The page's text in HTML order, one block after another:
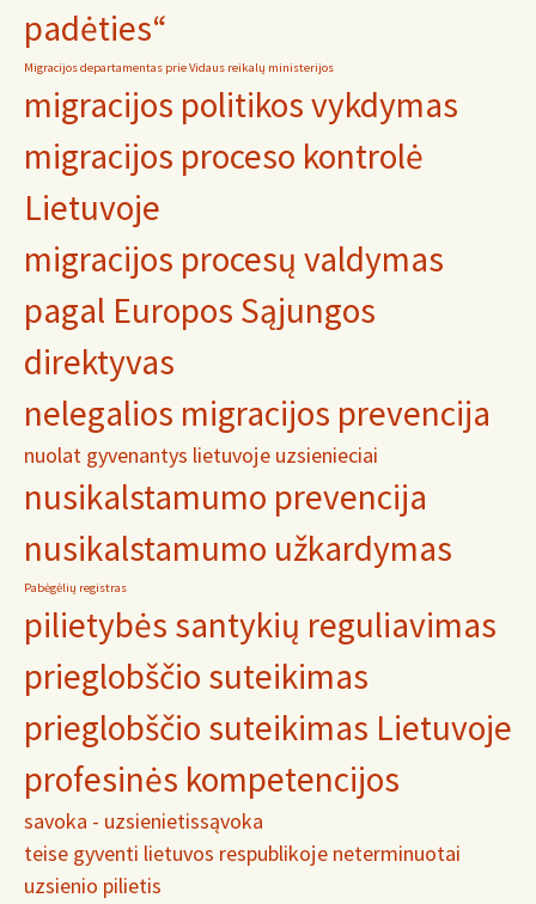
padėties“
Migracijos departamentas prie Vidaus reikalų ministerijos
migracijos politikos vykdymas
migracijos proceso kontrolė
Lietuvoje
migracijos procesų valdymas
pagal Europos Sąjungos
direktyvas
nelegalios migracijos prevencija
nuolat gyvenantys lietuvoje uzsienieciai
nusikalstamumo prevencija
nusikalstamumo užkardymas
Pabėgėlių registras
pilietybės santykių reguliavimas
prieglobščio suteikimas
prieglobščio suteikimas Lietuvoje
profesinės kompetencijos
savoka - uzsienietissąvoka
teise gyventi lietuvos respublikoje neterminuotai
uzsienio pilietis